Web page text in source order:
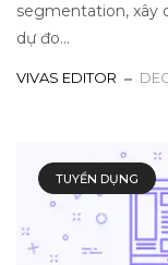
segmentation, xây
dự đo...
VIVAS EDITOR
TUYỂN DỤNG